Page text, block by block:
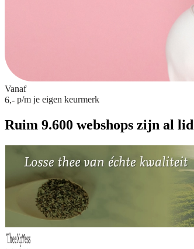
Vanaf
6,- p/m je eigen keurmerk
Ruim 9.600 webshops zijn al lid